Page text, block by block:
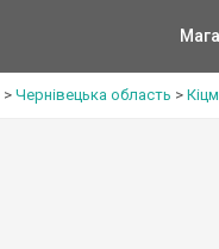
> Чернівецька область >